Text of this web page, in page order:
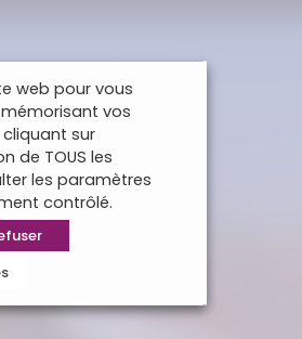
web pour vous
vos
sur
de TOUS les
les paramètres
contrôlé.